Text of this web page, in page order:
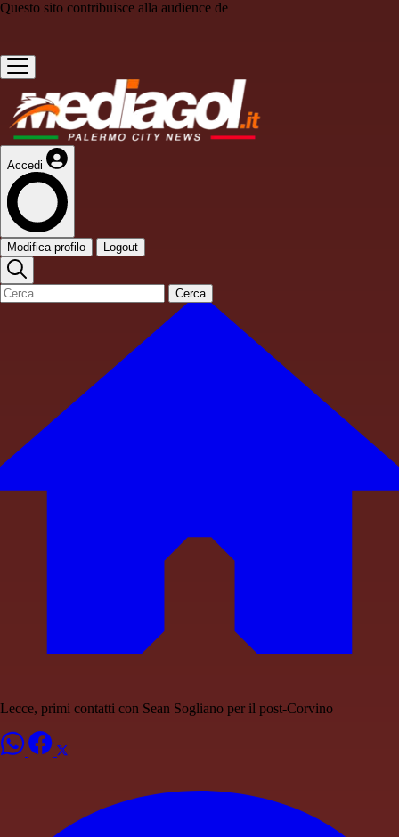
Questo sito contribuisce alla audience de
Accedi
Modifica profilo Logout
Cerca
Lecce, primi contatti con Sean Sogliano per il post-Corvino